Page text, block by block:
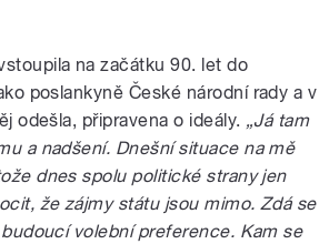
na začátku 90. let do
poslankyně České národní rady a v
odešla, připravena o ideály. „Já tam
a nadšení. Dnešní situace na mě
dnes spolu politické strany jen
že zájmy státu jsou mimo. Zdá se
volební preference. Kam se